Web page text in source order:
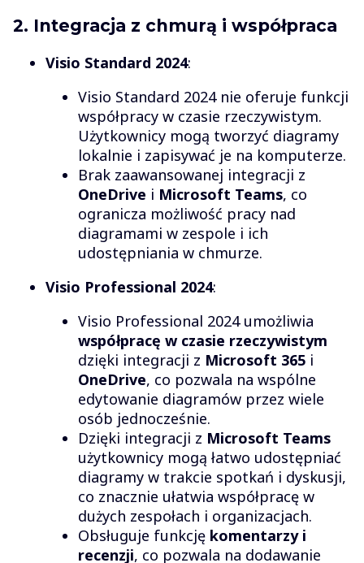
2. Integracja z chmurą i współpraca
Visio Standard 2024:
Visio Standard 2024 nie oferuje funkcji
współpracy w czasie rzeczywistym.
Użytkownicy mogą tworzyć diagramy
lokalnie i zapisywać je na komputerze.
Brak zaawansowanej integracji z
OneDrive i Microsoft Teams, co
ogranicza możliwość pracy nad
diagramami w zespole i ich
udostępniania w chmurze.
Visio Professional 2024:
Visio Professional 2024 umożliwia
współpracę w czasie rzeczywistym
dzięki integracji z Microsoft 365 i
OneDrive, co pozwala na wspólne
edytowanie diagramów przez wiele
osób jednocześnie.
Dzięki integracji z Microsoft Teams
użytkownicy mogą łatwo udostępniać
diagramy w trakcie spotkań i dyskusji,
co znacznie ułatwia współpracę w
dużych zespołach i organizacjach.
Obsługuje funkcję komentarzy i
recenzji, co pozwala na dodawanie